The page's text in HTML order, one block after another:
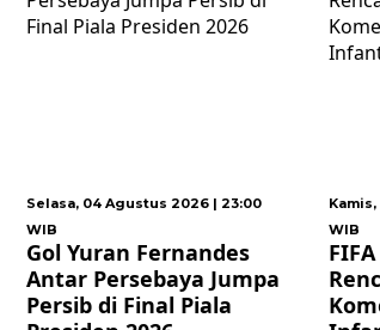
Kamis, 06 Agustus 2026 | 22:30
FIFA Minta Maaf soal
Rencana Penjualan Hak
Komersial Piala Dunia,